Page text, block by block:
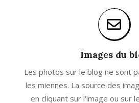
Images du
Les photos sur le blog ne sont
les miennes. La source des
en cliquant sur l'image ou sur